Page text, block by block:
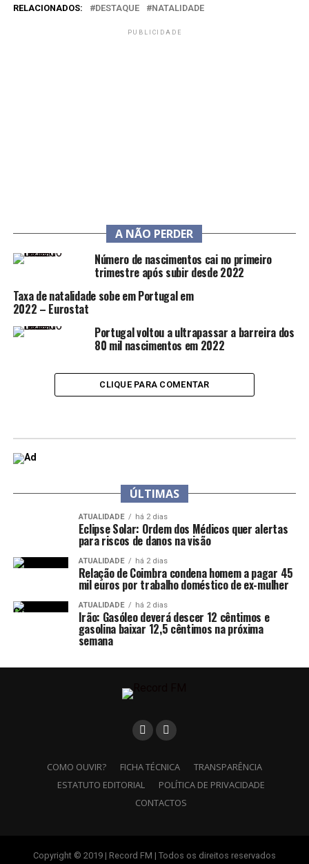
RELACIONADOS: DESTAQUE NATALIDADE
PUBLICIDADE
A NÃO PERDER
Número de nascimentos cai no primeiro
trimestre após subir desde 2022
Taxa de natalidade sobe em Portugal em
2022 – Eurostat
Portugal voltou a ultrapassar a barreira dos
80 mil nascimentos em 2022
CLIQUE PARA COMENTAR
ÚLTIMAS
ATUALIDADE há 2 dias
Eclipse Solar: Ordem dos Médicos quer alertas
para riscos de danos na visão
ATUALIDADE há 2 dias
Relação de Coimbra condena homem a pagar 45
mil euros por trabalho doméstico de ex-mulher
ATUALIDADE há 2 dias
Irão: Gasóleo deverá descer 12 cêntimos e
gasolina baixar 12,5 cêntimos na próxima
semana
COMO OUVIR? FICHA TÉCNICA
TRANSPARÊNCIA
ESTATUTO EDITORIAL
POLÍTICA DE PRIVACIDADE
CONTACTOS
Copyright © 2019 | Record FM | Todos os direitos reservados